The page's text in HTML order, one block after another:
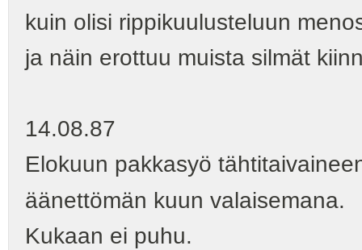
kuin olisi rippikuulusteluun
ja näin erottuu muista silmät
14.08.87
Elokuun pakkasyö
äänettömän kuun valaisemana.
Kukaan ei puhu.